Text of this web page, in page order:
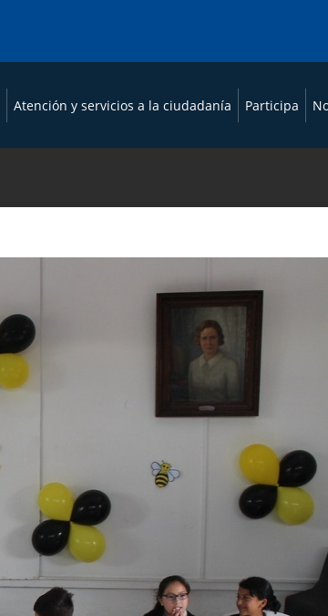
Atención y servicios a la ciudadanía Participa